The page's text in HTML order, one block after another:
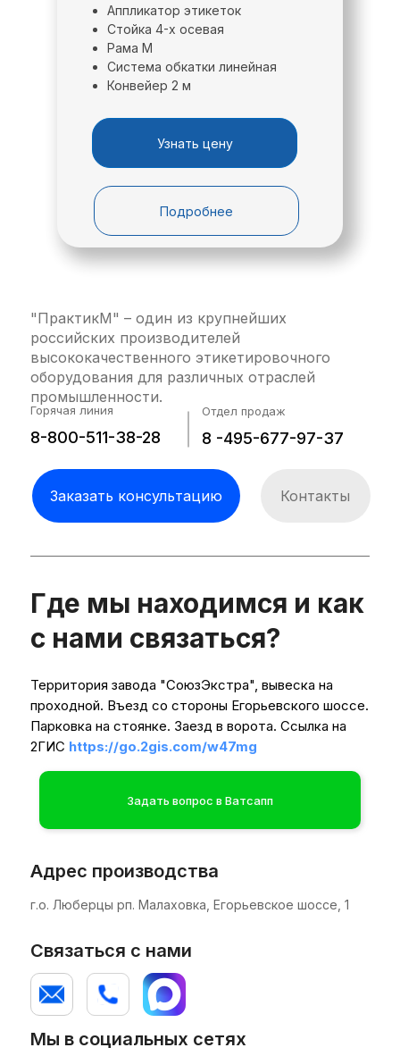
индивидуальный подход (возможно
измение габаритов и расположения
желанию заказчика или по
предоставленной планировке цеха)
предоставленной или аналогичной таре и
видео-инструкции
при приемке оборудования.
консультации наладчика на протяжении
всего периода эксплуатации.
зависимости от высоты 150 мм/250 мм
этикетки).
Собственная конвейерная система
обеспечивает синхронизацию всех циклов
оборудования и позволяет достичь
исполнен из нерэавеющей стали АИСИ 304.
Фурнитура Movex.
одного рулона, а так же обеспечивает
качественное этикетирование конусной
тары или тары с углублением (выемкой)
под этикетку.
Аппликатор этикеток
Стойка 4-х осевая
Рама М
Система обкатки линейная
Конвейер 2 м
Узнать цену
Подробнее
Заказать консультацию Контакты
"ПрактикМ" – один из крупнейших
российских производителей
высококачественного этикетировочного
оборудования для различных отраслей
промышленности.
Горячая линия Отдел продаж
8-800-511-38-28 8 -495-677-97-37
Территория завода "СоюзЭкстра", вывеска на
проходной. Въезд со стороны Егорьевского шоссе.
Парковка на стоянке. Заезд в ворота. Ссылка на
2ГИС https://go.2gis.com/w47mg
Где мы находимся и как
с нами связаться?
Мы в социальных сетях
Связаться с нами
г.о. Люберцы рп. Малаховка, Егорьевское шоссе, 1
Адрес производства
Задать вопрос в Ватсапп